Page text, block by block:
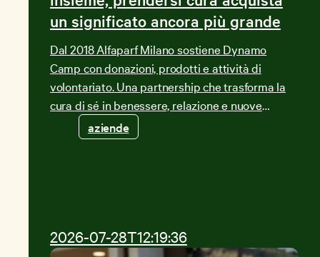
un significato ancora più grande
Dal 2018 Alfaparf Milano sostiene Dynamo
Camp con donazioni, prodotti e attività di
volontariato. Una partnership che trasforma la
cura di sé in benessere, relazione e nuove
opportunità per bambini e famiglie.
aziende
2026-07-28T12:19:36